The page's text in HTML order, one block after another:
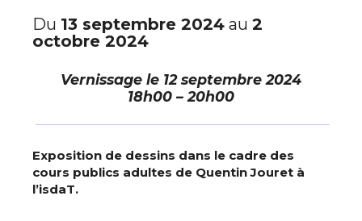
Du 13 septembre 2024 au 2
octobre 2024
Vernissage le 12 septembre 2024
18h00 – 20h00
Exposition de dessins dans le cadre des
cours publics adultes de Quentin Jouret à
l’isdaT.